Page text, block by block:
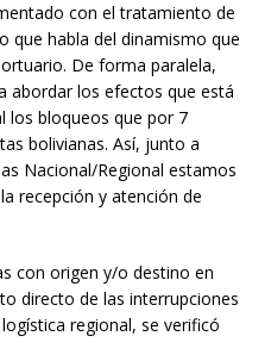
con el tratamiento de
que habla del dinamismo que
De forma paralela,
abordar los efectos que está
los bloqueos que por 7
bolivianas. Así, junto a
Nacional/Regional estamos
recepción y atención de
con origen y/o destino en
directo de las interrupciones
regional, se verificó